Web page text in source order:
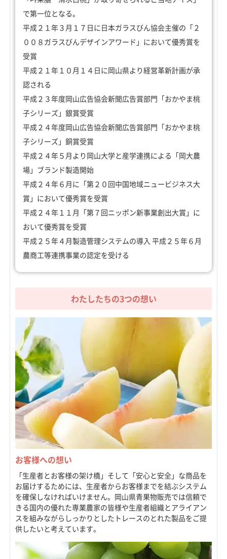
で第一位となる。
平成２１年３月１７日に日本ガラスびん協会主催の「２
００８ガラスびんデザインアワード」において優秀賞を
受賞
平成２１年１０月１４日に岡山県より経営革新計画が承
認される
平成２３年度岡山広告協会新聞広告賞部門「おかやま桃
子シリーズ」銀賞受賞
平成２４年度岡山広告協会新聞広告賞部門「おかやま桃
子シリーズ」銅賞受賞
平成２４年５月より岡山大学と産学連携による「岡大農
場」ブランド製造開始
平成２４年６月に「第２０回中国地域ニュービジネス大
賞」において優秀賞を受賞
平成２４年１１月「第７回ニッポン新事業創出大賞」に
おいて優秀賞を受賞
平成２５年４月製造管理システムの導入 平成２５年６月
農商工等連携事業の認定を受ける
わたしたちの3つの想い
お客様への想い
「生産者とお客様の架け橋」そして「安心と安全」な商品を
お届けするためには、生産者からお客様までを結ぶシステム
を確保しなければいけません。岡山県青果物販売では信頼で
きる国内の優れた専業農家の皆様や生産者組織とアライアン
スを組みながらしっかりとしたトレースのとれた製品をご提
供したいと考えています。